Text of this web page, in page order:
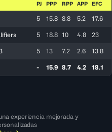
PJ PPP RPP APP EFC
5 15.8 8.8 5.2 17.6
5 18.8 10 4.8 23
5 13 7.2 2.6 13.8
- 15.9 8.7 4.2 18.1
experiencia mejorada y